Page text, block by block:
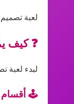
لعبة
❓ كيف
لبدء لعبة
🕹️ أقسام